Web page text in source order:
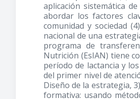
aplicación sistemática
abordar los factores
comunidad y sociedad
nacional de una
programa de
Nutrición (EsIAN) tiene
período de lactancia y
del primer nivel de
Diseño de la estrategia,
formativa: usando